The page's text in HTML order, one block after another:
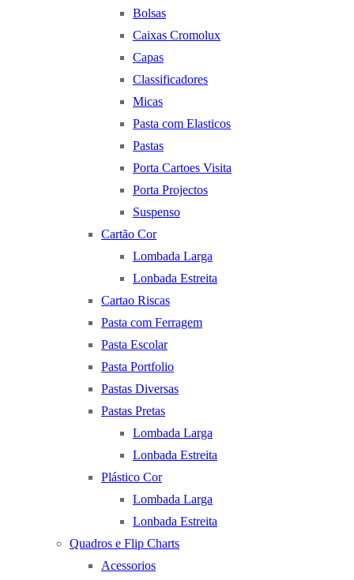
Bolsas
Caixas Cromolux
Capas
Classificadores
Micas
Pasta com Elasticos
Pastas
Porta Cartoes Visita
Porta Projectos
Suspenso
Cartão Cor
Lombada Larga
Lonbada Estreita
Cartao Riscas
Pasta com Ferragem
Pasta Escolar
Pasta Portfolio
Pastas Diversas
Pastas Pretas
Lombada Larga
Lonbada Estreita
Plástico Cor
Lombada Larga
Lonbada Estreita
Quadros e Flip Charts
Acessorios